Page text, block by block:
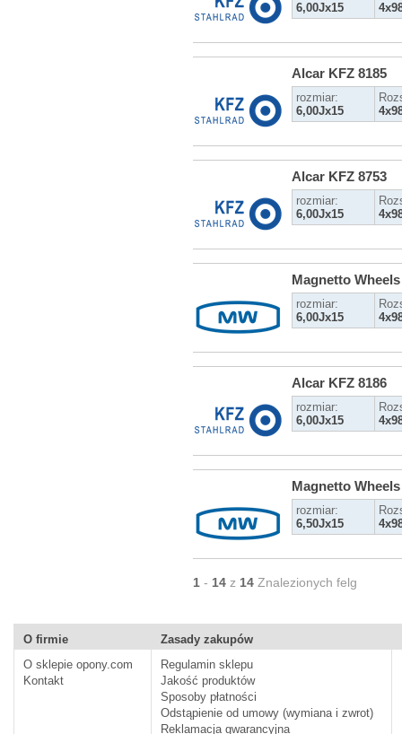
6,00Jx15
Alcar KFZ 8185
rozmiar:
6,00Jx15
Alcar KFZ 8753
rozmiar:
6,00Jx15
Magnetto Wheels
rozmiar:
6,00Jx15
Alcar KFZ 8186
rozmiar:
6,00Jx15
Magnetto Wheels
rozmiar:
6,50Jx15
1 - 14 z 14 Znalezionych felg
O firmie
O sklepie opony.com
Kontakt
Zasady zakupów
Regulamin sklepu
Jakość produktów
Sposoby płatności
Odstąpienie od umowy (wymiana i zwrot)
Reklamacja gwarancyjna